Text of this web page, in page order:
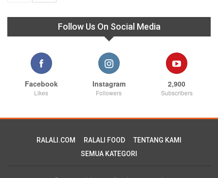
Follow Us On Social Media
Facebook
Likes
Instagram
Followers
2,900
Subscribers
RALALI.COM RALALI FOOD
TENTANG KAMI
SEMUA KATEGORI